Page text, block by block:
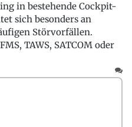
in bestehende Cockpit-
sich besonders an
Störvorfällen.
TAWS, SATCOM oder